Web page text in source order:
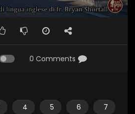
0 Comments
4 5 6
7